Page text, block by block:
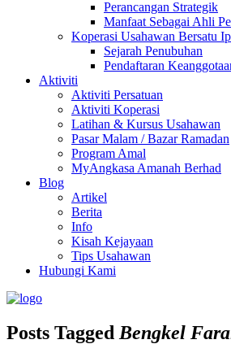
Perancangan Strategik
Manfaat Sebagai Ahli
Koperasi Usahawan Bersatu
Sejarah Penubuhan
Pendaftaran
Aktiviti
Aktiviti Persatuan
Aktiviti Koperasi
Latihan & Kursus Usahawan
Pasar Malam / Bazar Ramadan
Program Amal
MyAngkasa Amanah Berhad
Blog
Artikel
Berita
Info
Kisah Kejayaan
Tips Usahawan
Hubungi Kami
Posts Tagged Bengkel